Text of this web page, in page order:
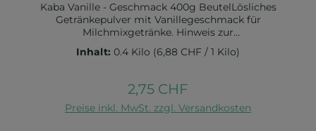
Kaba Vanille - Geschmack 400g BeutelLösliches
Getränkepulver mit Vanillegeschmack für
Milchmixgetränke. Hinweis zur
Aufbewahrung: Trocken lagern und vor Wärme
schützen. Zutaten: Traubenzucker (66 %), Zucker,
Riboflavin), Niacin, Vitamin B6, Vitamin B1, Vitamin
B12, FolsäureNährwert pro 100g:Brennwert in kcal
370 / kJ 1580Fett in g 0 davon gesättigte Fettsäuren
Inhalt: 0.4 Kilo (6,88 CHF / 1 Kilo)
Regulärer Preis:
2,75 CHF
Preise inkl. MwSt. zzgl. Versandkosten